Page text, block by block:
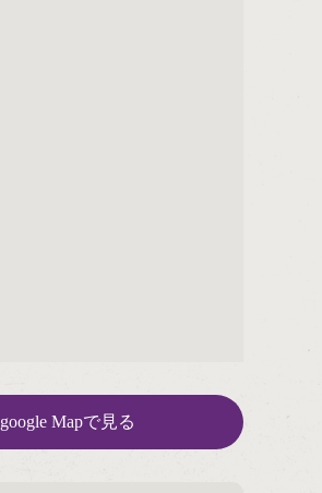
google Mapで見る